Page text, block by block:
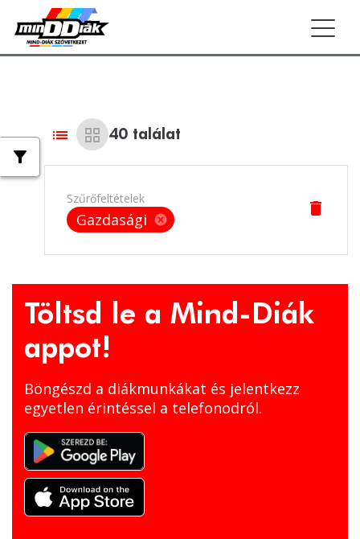
list grid_view 40 találat
Szűrőfeltételek
Gazdasági cancel
delete
Töltsd le a Mind-Diák
appot!
Böngészd a diákmunkákat és jelentkezz
egyetlen érintéssel a telefonodról.
filter_alt